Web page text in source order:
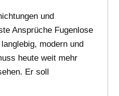
und
Ansprüche Fugenlose
modern und
heute weit mehr
Er soll